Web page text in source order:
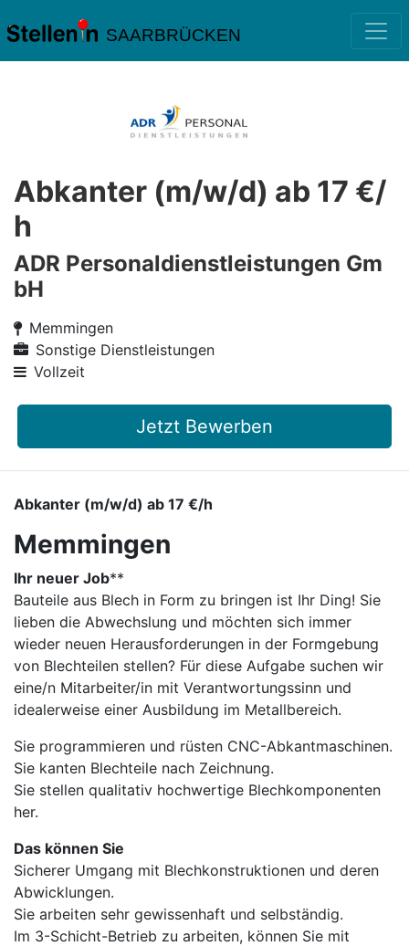
SAARBRÜCKEN
Abkanter (m/w/d) ab 17 €/
h
ADR Personaldienstleistungen Gm
bH
Memmingen
Sonstige Dienstleistungen
Vollzeit
Jetzt Bewerben
Abkanter (m/w/d) ab 17 €/h
Memmingen
Ihr neuer Job​**
Bauteile aus Blech in Form zu bringen ist Ihr Ding! Sie
lieben die Abwechslung und möchten sich immer
wieder neuen Herausforderungen in der Formgebung
von Blechteilen stellen? Für diese Aufgabe suchen wir
eine/n Mitarbeiter/in mit Verantwortungssinn und
idealerweise einer Ausbildung im Metallbereich.
Sie programmieren und rüsten CNC-Abkantmaschinen.
Sie kanten Blechteile nach Zeichnung.
Sie stellen qualitativ hochwertige Blechkomponenten
her.
Das können Sie
Sicherer Umgang mit Blechkonstruktionen und deren
Abwicklungen.
Sie arbeiten sehr gewissenhaft und selbständig.
Im 3-Schicht-Betrieb zu arbeiten, können Sie mit